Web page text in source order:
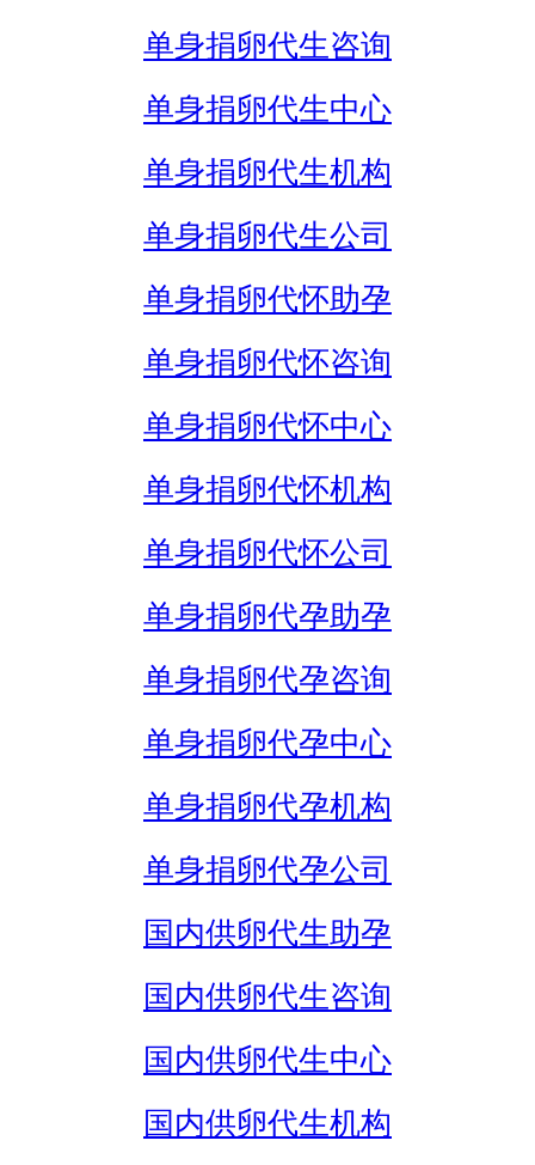
单身捐卵代生咨询
单身捐卵代生中心
单身捐卵代生机构
单身捐卵代生公司
单身捐卵代怀助孕
单身捐卵代怀咨询
单身捐卵代怀中心
单身捐卵代怀机构
单身捐卵代怀公司
单身捐卵代孕助孕
单身捐卵代孕咨询
单身捐卵代孕中心
单身捐卵代孕机构
单身捐卵代孕公司
国内供卵代生助孕
国内供卵代生咨询
国内供卵代生中心
国内供卵代生机构